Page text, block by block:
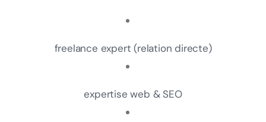
freelance expert (relation directe)
expertise web & SEO